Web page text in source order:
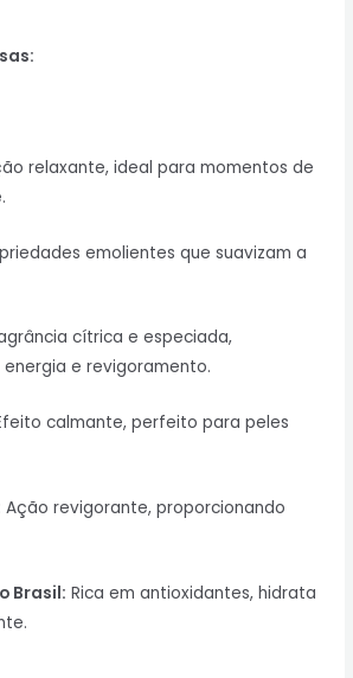
relaxante, ideal para momentos de
emolientes que suavizam a
cítrica e especiada,
e revigoramento.
calmante, perfeito para peles
Ação revigorante, proporcionando
Brasil: Rica em antioxidantes, hidrata